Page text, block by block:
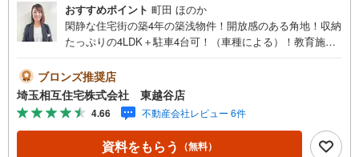
おすすめポイント 町田 ほのか
閑静な住宅街の築4年の築浅物件！開放感のある角地！収納
たっぷりの4LDK＋駐車4台可！（車種による）！教育施
お気軽にお問い合わせください！
ブロンズ推奨店
埼玉相互住宅株式会社 東越谷店
4.66 不動産会社レビュー 6件
資料をもらう （無料）